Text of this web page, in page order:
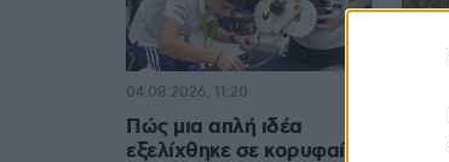
Πώς μια απλή ιδέα
εξελίχθηκε σε κορυφαίο
04.08.2026, 11:20